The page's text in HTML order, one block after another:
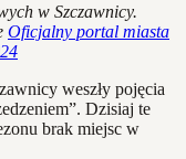
w Szczawnicy.
Oficjalny portal miasta
weszły pojęcia
Dzisiaj te
brak miejsc w